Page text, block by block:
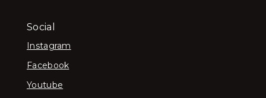
Social
Instagram
Facebook
Youtube